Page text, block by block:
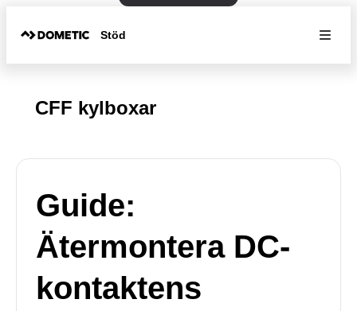
Stöd
CFF kylboxar
Guide:
Ätermontera DC-
kontaktens